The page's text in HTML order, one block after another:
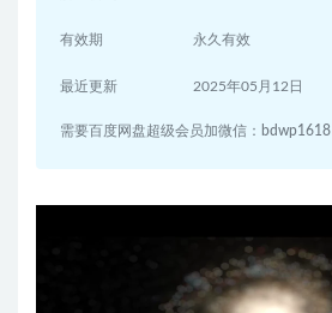
有效期 永久有效
最近更新 2025年05月12日
需要百度网盘超级会员加微信：bdwp1618